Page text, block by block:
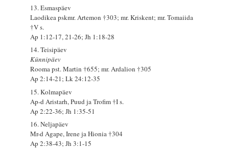
13. Esmaspäev
Laodikea pskmr. Artemon †303; mr. Kriskent; mr. Tomaiida
†V s.
Ap 1:12-17, 21-26; Jh 1:18-28
14. Teisipäev
Künnipäev
Rooma pst. Martin †655; mr. Ardalion †305
Ap 2:14-21; Lk 24:12-35
15. Kolmapäev
Ap-d Aristarh, Puud ja Trofim †I s.
Ap 2:22-36; Jh 1:35-51
16. Neljapäev
Mr-d Agape, Irene ja Hionia †304
Ap 2:38-43; Jh 3:1-15